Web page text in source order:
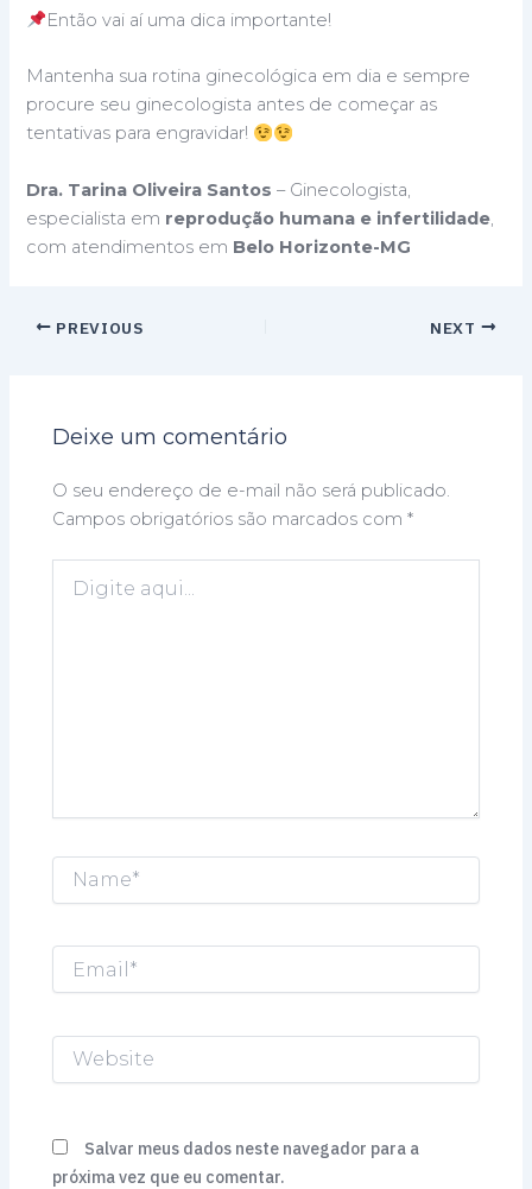
Então vai aí uma dica importante!
Mantenha sua rotina ginecológica em dia e sempre
procure seu ginecologista antes de começar as
tentativas para engravidar!
Dra. Tarina Oliveira Santos – Ginecologista,
especialista em reprodução humana e infertilidade
com atendimentos em Belo Horizonte-MG
PREVIOUS NEXT
Deixe um comentário
O seu endereço de e-mail não será publicado.
Campos obrigatórios são marcados com*
aqui...
Name*
Website
Salvar meus dados neste navegador para a
próxima vez que eu comentar.